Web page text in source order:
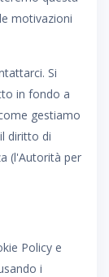
motivazioni
Si
in fondo a
gestiamo
diritto di
(l'Autorità per
Policy e
i